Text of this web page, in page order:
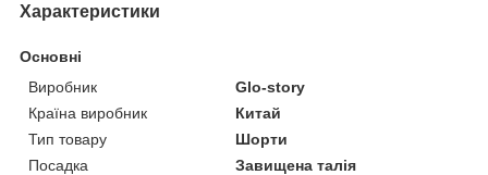
Характеристики
Основні
Виробник
Glo-story
Країна виробник
Китай
Тип товару
Шорти
Посадка
Завищена талія